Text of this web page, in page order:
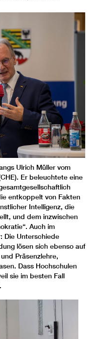
Ulrich Müller vom
Er beleuchtete eine
entkoppelt von Fakten
Intelligenz, die
und dem inzwischen
Auch im
Die Unterschiede
lösen sich ebenso auf
Präsenzlehre,
Dass Hochschulen
sie im besten Fall